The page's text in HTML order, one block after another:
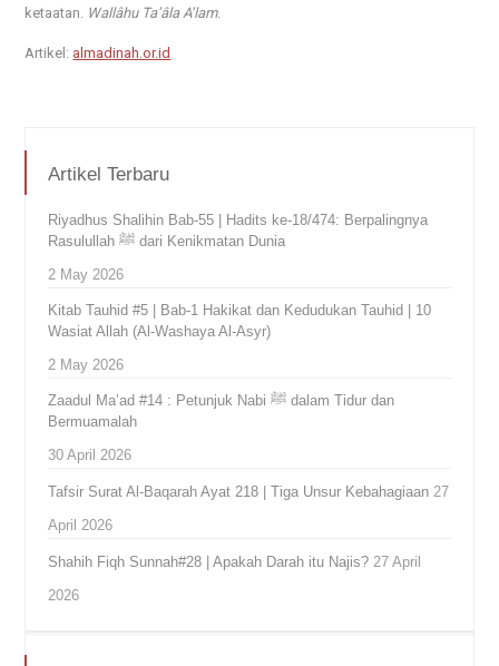
ketaatan. Wallâhu Ta’âla A’lam.
Artikel: almadinah.or.id
Artikel Terbaru
Riyadhus Shalihin Bab-55 | Hadits ke-18/474: Berpalingnya
Rasulullah ﷺ dari Kenikmatan Dunia
2 May 2026
Kitab Tauhid #5 | Bab-1 Hakikat dan Kedudukan Tauhid | 10
Wasiat Allah (Al-Washaya Al-Asyr)
2 May 2026
Zaadul Ma’ad #14 : Petunjuk Nabi ﷺ dalam Tidur dan
Bermuamalah
30 April 2026
Tafsir Surat Al-Baqarah Ayat 218 | Tiga Unsur Kebahagiaan 27
April 2026
Shahih Fiqh Sunnah#28 | Apakah Darah itu Najis? 27 April
2026